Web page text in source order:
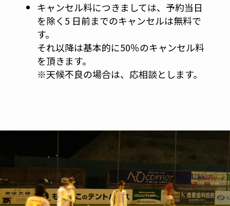
キャンセル料につきましては、予約当日
を除く5 日前までのキャンセルは無料で
す。
それ以降は基本的に50％のキャンセル料
を頂きます。
※天候不良の場合は、応相談とします。